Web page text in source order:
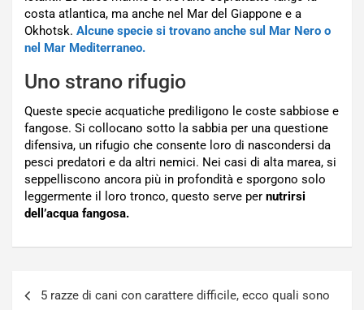
costa atlantica, ma anche nel Mar del Giappone e a
Okhotsk. Alcune specie si trovano anche sul Mar Nero o
nel Mar Mediterraneo.
Uno strano rifugio
Queste specie acquatiche prediligono le coste sabbiose e
fangose. Si collocano sotto la sabbia per una questione
difensiva, un rifugio che consente loro di nascondersi da
pesci predatori e da altri nemici. Nei casi di alta marea, si
seppelliscono ancora più in profondità e sporgono solo
leggermente il loro tronco, questo serve per nutrirsi
dell’acqua fangosa.
5 razze di cani con carattere difficile, ecco quali sono